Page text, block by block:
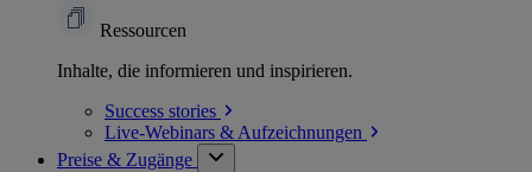
Ressourcen
Inhalte, die informieren und inspirieren.
Success stories
Live-Webinars & Aufzeichnungen
Preise & Zugänge